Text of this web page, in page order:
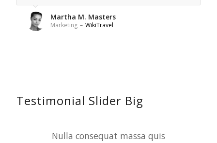
Martha M. Masters
Marketing – WikiTravel
Testimonial Slider Big
Nulla consequat massa quis
In enim justo, rhoncus ut,